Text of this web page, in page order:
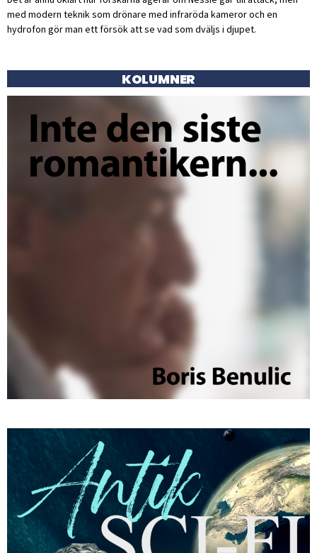
med modern teknik som drönare med infraröda kameror och en
hydrofon gör man ett försök att se vad som dväljs i djupet.
KOLUMNER